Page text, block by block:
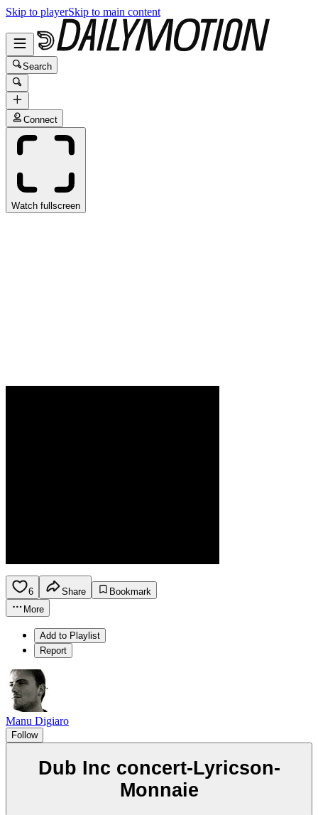
Skip to playerSkip to main content
Search
Connect
Watch fullscreen
6 Share
Bookmark
More
Add to Playlist
Report
Manu Digiaro
Follow
Dub Inc concert-Lyricson-
Monnaie